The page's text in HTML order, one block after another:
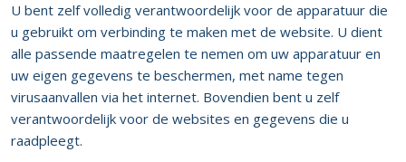
U bent zelf volledig verantwoordelijk voor de apparatuur die
u gebruikt om verbinding te maken met de website. U dient
alle passende maatregelen te nemen om uw apparatuur en
uw eigen gegevens te beschermen, met name tegen
virusaanvallen via het internet. Bovendien bent u zelf
verantwoordelijk voor de websites en gegevens die u
raadpleegt.